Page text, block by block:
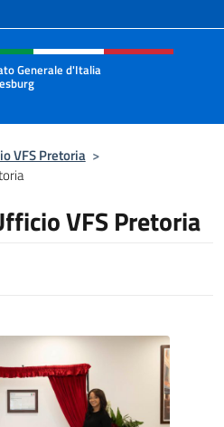
social e menù
Generale d'Italia
VFS Pretoria >
VFS Pretoria